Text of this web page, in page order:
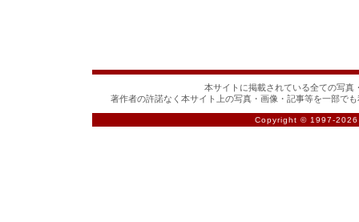
本サイトに掲載されている全ての写真
著作者の許諾なく本サイト上の写真・画像・記事等を一部で
Copyright © 1997-